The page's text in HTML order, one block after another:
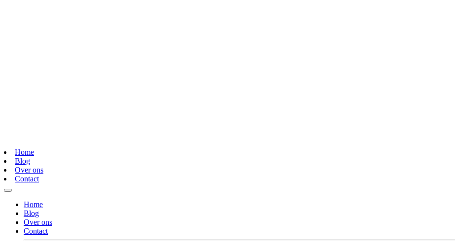
Home
Blog
Over ons
Contact
Home
Blog
Over ons
Contact